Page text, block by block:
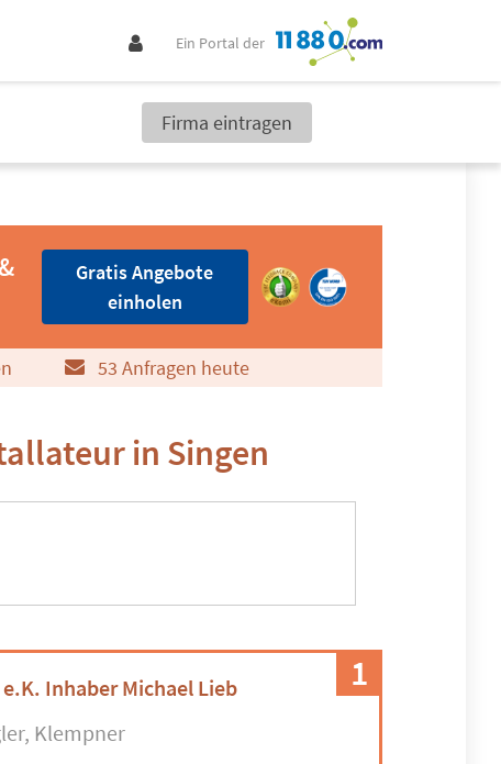
Ein Portal der
Firma eintragen
Gratis Angebote
einholen
53 Anfragen heute
in Singen
1
Inhaber Michael Lieb
Klempner